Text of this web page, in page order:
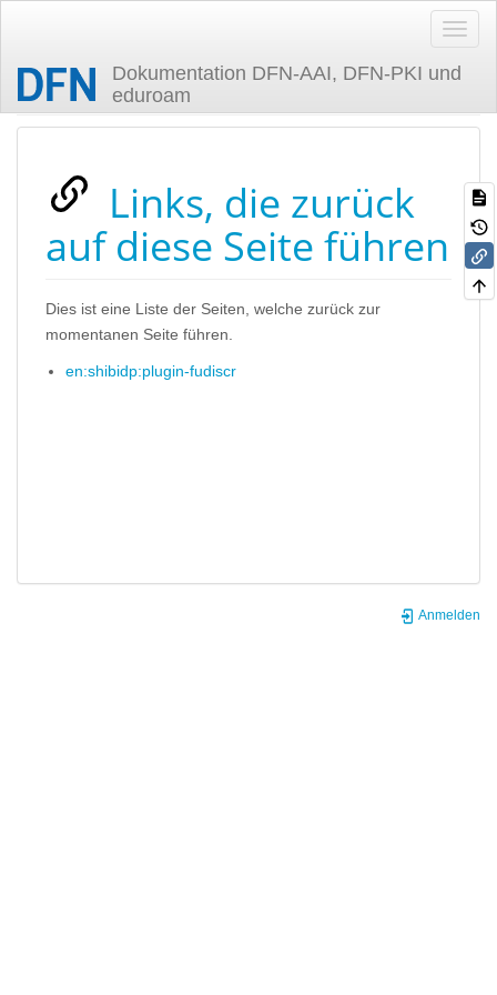
Dokumentation DFN-AAI, DFN-PKI und
eduroam
Zuletzt angesehen
Links, die zurück
auf diese Seite führen
Dies ist eine Liste der Seiten, welche zurück zur
momentanen Seite führen.
en:shibidp:plugin-fudiscr
Anmelden